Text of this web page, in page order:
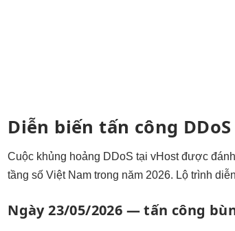
Diễn biến tấn công
Cuộc khủng hoảng DDoS tại vHost được
tầng số Việt Nam trong năm 2026. Lộ trình
Ngày 23/05/2026 — tấn công